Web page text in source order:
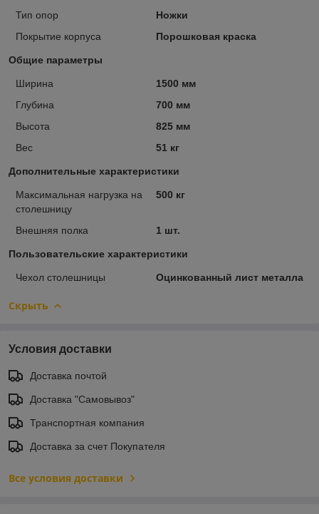
Тип опор
Ножки
Покрытие корпуса
Порошковая краска
Общие параметры
Ширина
1500 мм
Глубина
700 мм
Высота
825 мм
Вес
51 кг
Дополнительные характеристики
Максимальная нагрузка на
столешницу
500 кг
Внешняя полка 1 шт.
Пользовательские характеристики
Чехол столешницы Оцинкованный лист металла
Скрыть
Условия доставки
Доставка почтой
Доставка "Самовывоз"
Транспортная компания
Доставка за счет Покупателя
Все условия доставки